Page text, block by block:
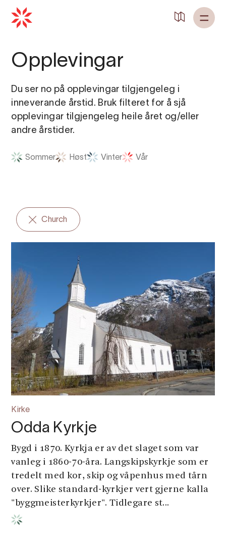
Opplevingar
Du ser no på opplevingar tilgjengeleg i
inneverande årstid. Bruk filteret for å sjå
opplevingar tilgjengeleg heile året og/eller
andre årstider.
Sommer Høst Vinter Vår
Church
Kirke
Odda Kyrkje
Bygd i 1870. Kyrkja er av det slaget som var
vanleg i 1860-70-åra. Langskipskyrkje som er
tredelt med kor, skip og våpenhus med tårn
over. Slike standard-kyrkjer vert gjerne kalla
"byggmeisterkyrkjer". Tidlegare st...